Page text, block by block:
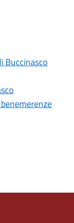
Buccinasco